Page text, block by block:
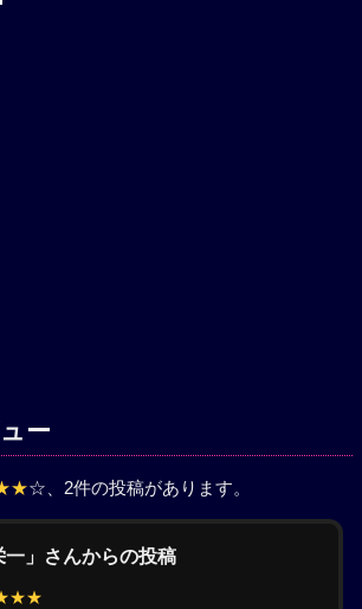
ー
☆ 、2件の投稿があります。
一」さんからの投稿